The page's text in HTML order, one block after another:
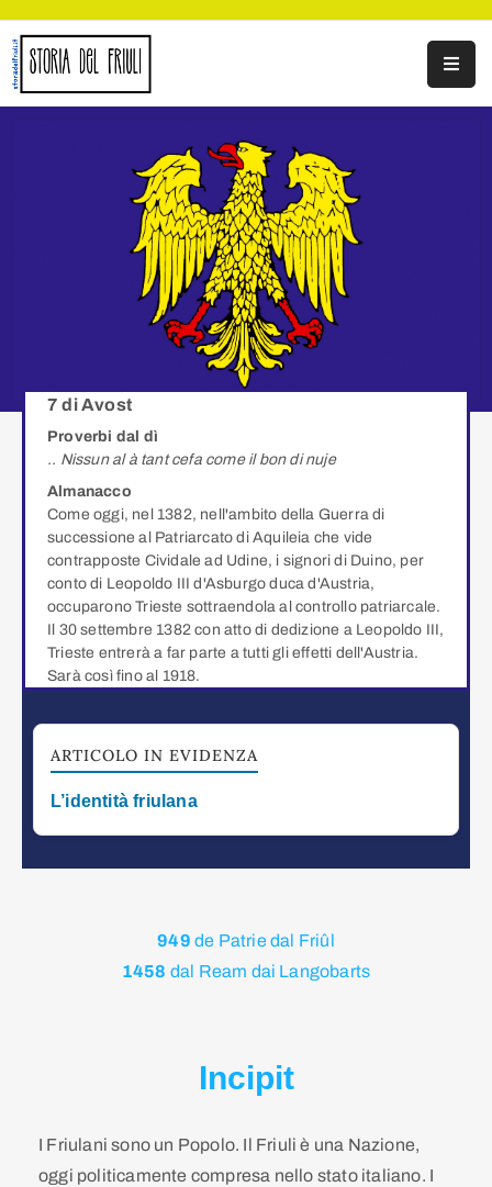
Home
7 di Avost
Proverbi dal dì
.. Nissun al à tant cefa come il bon di nuje
Almanacco
Come oggi, nel 1382, nell'ambito della Guerra di
successione al Patriarcato di Aquileia che vide
contrapposte Cividale ad Udine, i signori di Duino, per
conto di Leopoldo III d'Asburgo duca d'Austria,
occuparono Trieste sottraendola al controllo patriarcale.
Il 30 settembre 1382 con atto di dedizione a Leopoldo III,
Trieste entrerà a far parte a tutti gli effetti dell'Austria.
Sarà così fino al 1918.
ARTICOLO IN EVIDENZA
L’identità friulana
949 de Patrie dal Friûl
1458 dal Ream dai Langobarts
Incipit
I Friulani sono un Popolo. Il Friuli è una Nazione,
oggi politicamente compresa nello stato italiano. I